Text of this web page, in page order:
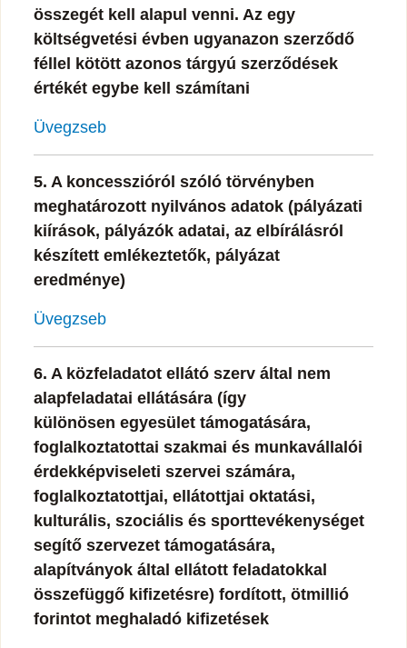
összegét kell alapul venni. Az egy
költségvetési évben ugyanazon szerződő
féllel kötött azonos tárgyú szerződések
értékét egybe kell számítani
Üvegzseb
5. A koncesszióról szóló törvényben
meghatározott nyilvános adatok (pályázati
kiírások, pályázók adatai, az elbírálásról
készített emlékeztetők, pályázat
eredménye)
Üvegzseb
6. A közfeladatot ellátó szerv által nem
alapfeladatai ellátására (így
különösen egyesület támogatására,
foglalkoztatottai szakmai és munkavállalói
érdekképviseleti szervei számára,
foglalkoztatottjai, ellátottjai oktatási,
kulturális, szociális és sporttevékenységet
segítő szervezet támogatására,
alapítványok által ellátott feladatokkal
összefüggő kifizetésre) fordított, ötmillió
forintot meghaladó kifizetések